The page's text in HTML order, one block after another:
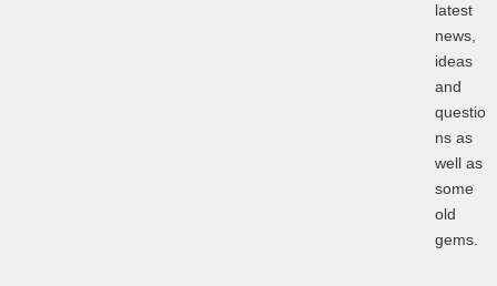
latest
news,
ideas
and
questio
ns as
well as
some
old
gems.